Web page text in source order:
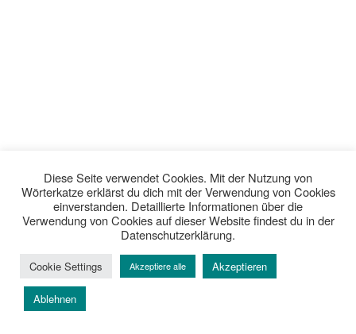
Diese Seite verwendet Cookies. Mit der Nutzung von
Wörterkatze erklärst du dich mit der Verwendung von Cookies
einverstanden. Detaillierte Informationen über die
Verwendung von Cookies auf dieser Website findest du in der
Datenschutzerklärung.
Cookie Settings Akzeptiere alle Akzeptieren
Ablehnen